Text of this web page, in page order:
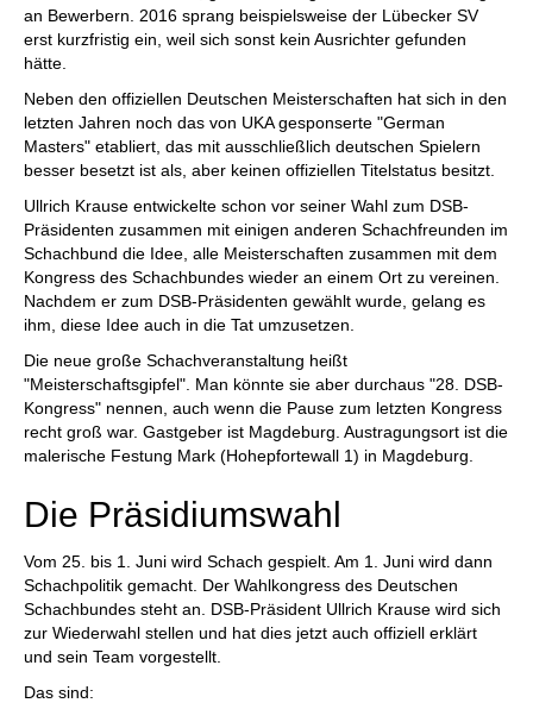
an Bewerbern. 2016 sprang beispielsweise der Lübecker SV
erst kurzfristig ein, weil sich sonst kein Ausrichter gefunden
hätte.
Neben den offiziellen Deutschen Meisterschaften hat sich in den
letzten Jahren noch das von UKA gesponserte "German
Masters" etabliert, das mit ausschließlich deutschen Spielern
besser besetzt ist als, aber keinen offiziellen Titelstatus besitzt.
Ullrich Krause entwickelte schon vor seiner Wahl zum DSB-
Präsidenten zusammen mit einigen anderen Schachfreunden im
Schachbund die Idee, alle Meisterschaften zusammen mit dem
Kongress des Schachbundes wieder an einem Ort zu vereinen.
Nachdem er zum DSB-Präsidenten gewählt wurde, gelang es
ihm, diese Idee auch in die Tat umzusetzen.
Die neue große Schachveranstaltung heißt
"Meisterschaftsgipfel". Man könnte sie aber durchaus "28. DSB-
Kongress" nennen, auch wenn die Pause zum letzten Kongress
recht groß war. Gastgeber ist Magdeburg. Austragungsort ist die
malerische Festung Mark (Hohepfortewall 1) in Magdeburg.
Die Präsidiumswahl
Vom 25. bis 1. Juni wird Schach gespielt. Am 1. Juni wird dann
Schachpolitik gemacht. Der Wahlkongress des Deutschen
Schachbundes steht an. DSB-Präsident Ullrich Krause wird sich
zur Wiederwahl stellen und hat dies jetzt auch offiziell erklärt
und sein Team vorgestellt.
Das sind: